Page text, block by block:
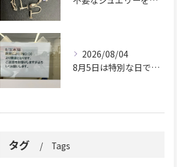
2026/08/04
8月5日は特別な日です。
タグ Tags